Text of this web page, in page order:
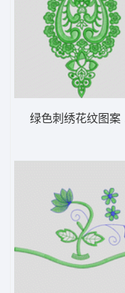
绿色刺绣花纹图案